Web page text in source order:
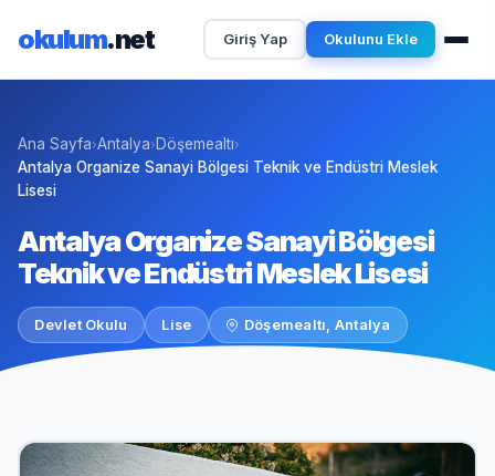
okulum.net Giriş Yap Okulunu Ekle
Ana Sayfa›Antalya› Döşemealtı›
Antalya Organize Sanayi Bölgesi Teknik ve Endüstri Meslek
Lisesi
Antalya Organize Sanayi Bölgesi
Teknik ve Endüstri Meslek Lisesi
Devlet Okulu Lise Döşemealtı, Antalya